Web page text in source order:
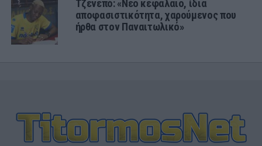
Τζενεπό: «Νέο κεφάλαιο, ίδια
αποφασιστικότητα, χαρούμενος που
ήρθα στον Παναιτωλικό»